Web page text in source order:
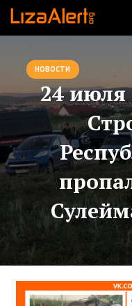
НОВОСТИ
24 июля